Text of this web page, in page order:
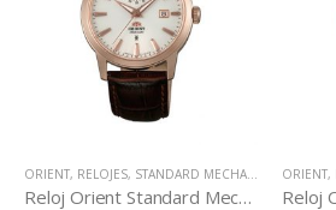
ORIENT, RELOJES, STANDARD MECHANICAL
Reloj Orient Standard Mechanical AF05001W
ORIENT,